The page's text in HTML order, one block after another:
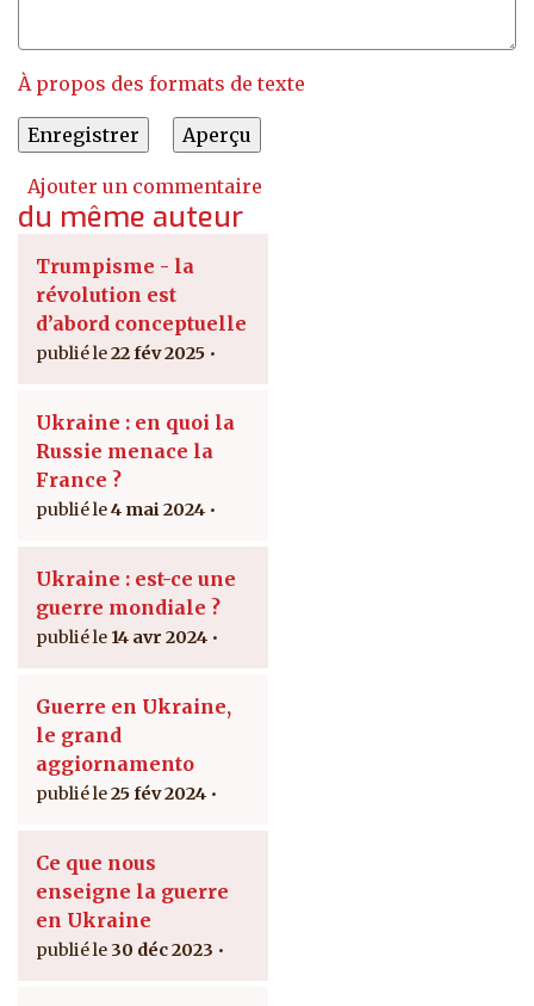
À propos des formats de texte
Ajouter un commentaire
du même auteur
Trumpisme - la
révolution est
d’abord conceptuelle
22 fév 2025
Ukraine : en quoi la
Russie menace la
France ?
4 mai 2024
Ukraine : est-ce une
guerre mondiale ?
14 avr 2024
Guerre en Ukraine,
le grand
aggiornamento
25 fév 2024
Ce que nous
enseigne la guerre
en Ukraine
30 déc 2023